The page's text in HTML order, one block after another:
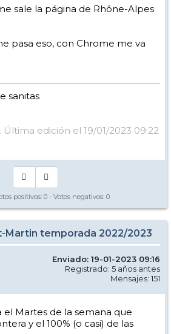
sale la página de Rhône-Alpes
pasa eso, con Chrome me va
sanitas
Última edición el 19/01/2023 09:22
positivos: 0 - Votos negativos: 0
Martin temporada 2022/2023
Enviado: 19-01-2023 09:16
Registrado: 5 años antes
Mensajes: 151
el Martes de la semana que
y el 100% (o casi) de las